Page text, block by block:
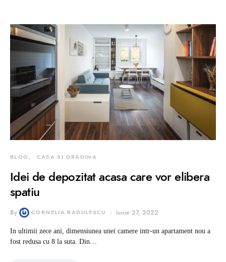
BLOG CASA SI GRADINA
Idei de depozitat acasa care vor elibera
spatiu
By CORNELIA RADULESCU iunie 27, 2022
In ultimii zece ani, dimensiunea unei camere intr-un apartament nou a
fost redusa cu 8 la suta. Din…